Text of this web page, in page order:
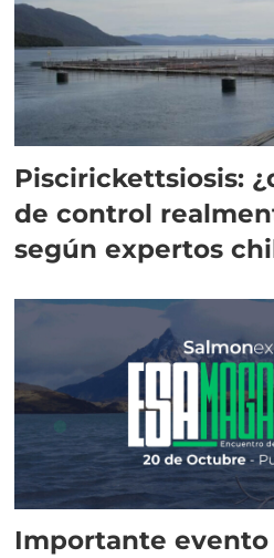
Piscirickettsiosis:
de control
según expertos
Importante evento